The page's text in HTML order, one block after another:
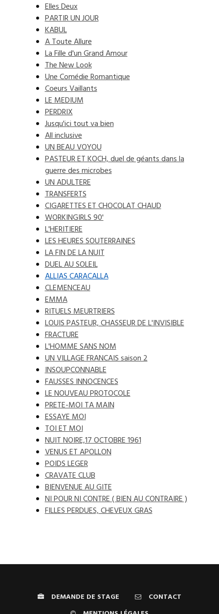
Elles Deux
PARTIR UN JOUR
KABUL
A Toute Allure
La Fille d'un Grand Amour
The New Look
Une Comédie Romantique
Coeurs Vaillants
LE MEDIUM
PERDRIX
Jusqu'ici tout va bien
All inclusive
UN BEAU VOYOU
PASTEUR ET KOCH, duel de géants dans la
guerre des microbes
UN ADULTERE
TRANSFERTS
CIGARETTES ET CHOCOLAT CHAUD
WORKINGIRLS 90'
L'HERITIERE
LES HEURES SOUTERRAINES
LA FIN DE LA NUIT
DUEL AU SOLEIL
ALLIAS CARACALLA
CLEMENCEAU
EMMA
RITUELS MEURTRIERS
LOUIS PASTEUR, CHASSEUR DE L'INVISIBLE
FRACTURE
L'HOMME SANS NOM
UN VILLAGE FRANCAIS saison 2
INSOUPCONNABLE
FAUSSES INNOCENCES
LE NOUVEAU PROTOCOLE
PRETE-MOI TA MAIN
ESSAYE MOI
TOI ET MOI
NUIT NOIRE,17 OCTOBRE 1961
VENUS ET APOLLON
POIDS LEGER
CRAVATE CLUB
BIENVENUE AU GITE
NI POUR NI CONTRE ( BIEN AU CONTRAIRE )
FILLES PERDUES, CHEVEUX GRAS
DEMANDE DE STAGE
CONTACT